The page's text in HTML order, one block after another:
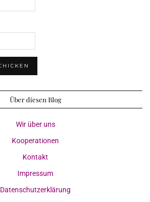
Über diesen Blog
Wir über uns
Kooperationen
Kontakt
Impressum
Datenschutzerklärung